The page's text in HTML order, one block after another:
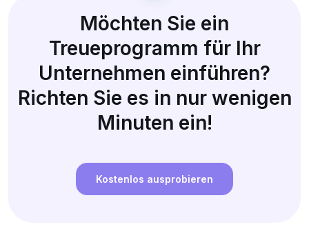
Möchten Sie ein
Treueprogramm für Ihr
Unternehmen einführen?
Richten Sie es in nur wenigen
Minuten ein!
Kostenlos ausprobieren